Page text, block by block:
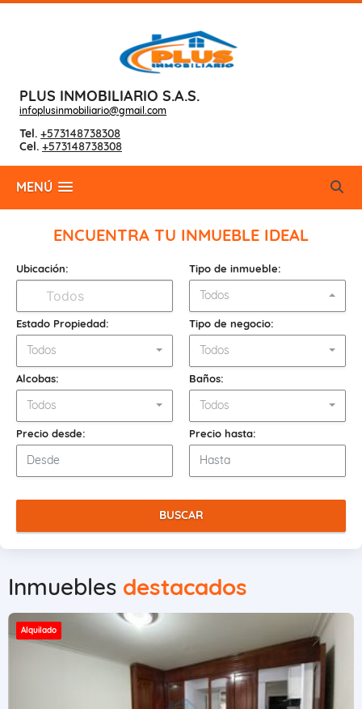
PLUS INMOBILIARIO S.A.S.
infoplusinmobiliario@gmail.com
Tel. +573148738308
Cel. +573148738308
MENÚ
ENCUENTRA TU INMUEBLE IDEAL
Ubicación: Tipo de inmueble:
Todos
Estado Propiedad:
Todos
Tipo de negocio:
Todos
Alcobas:
Todos
Baños:
Todos
Precio desde: Precio hasta:
BUSCAR
Inmuebles destacados
Alquilado